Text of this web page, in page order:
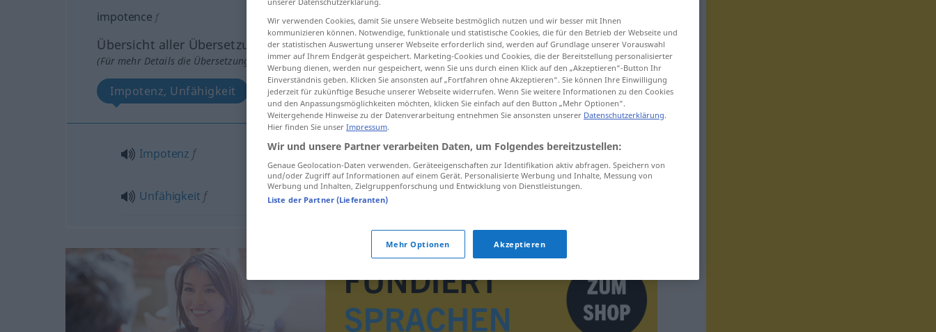
impotence f
Übersicht aller Übersetzungen
(Für mehr Details die Übersetzung anklicken/antippen)
Impotenz, Unfähigkeit
Impotenz f impotence
Unfähigkeit f impotence
Wir verwenden Cookies, damit Sie unsere Webseite bestmöglich nutzen und wir besser mit Ihnen
kommunizieren können. Notwendige, funktionale und statistische Cookies, die für den Betrieb der Webseite und
der statistischen Auswertung unserer Webseite erforderlich sind, werden auf Grundlage unserer Vorauswahl
immer auf Ihrem Endgerät gespeichert. Marketing-Cookies und Cookies, die der Bereitstellung personalisierter
Werbung dienen, werden nur gespeichert, wenn Sie uns durch einen Klick auf den „Akzeptieren“-Button Ihr
Einverständnis geben. Klicken Sie ansonsten auf „Fortfahren ohne Akzeptieren“. Sie können Ihre Einwilligung
jederzeit für zukünftige Besuche unserer Webseite widerrufen. Wenn Sie weitere Informationen zu den Cookies
und den Anpassungsmöglichkeiten möchten, klicken Sie einfach auf den Button „Mehr Optionen“.
Weitergehende Hinweise zu der Datenverarbeitung entnehmen Sie ansonsten unserer Datenschutzerklärung.
Hier finden Sie unser Impressum.
Wir und unsere Partner verarbeiten Daten, um Folgendes bereitzustellen:
Genaue Geolocation-Daten verwenden. Geräteeigenschaften zur Identifikation aktiv abfragen. Speichern von
und/oder Zugriff auf Informationen auf einem Gerät. Personalisierte Werbung und Inhalte, Messung von
Werbung und Inhalten, Zielgruppenforschung und Entwicklung von Dienstleistungen.
Liste der Partner (Lieferanten)
Mehr Optionen Akzeptieren